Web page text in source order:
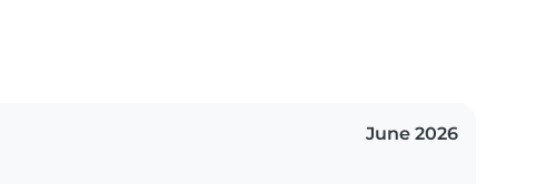
June 2026